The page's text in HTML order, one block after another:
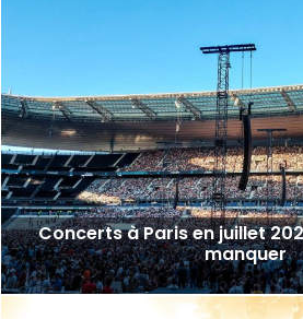
Concerts à Paris en juillet
manquer